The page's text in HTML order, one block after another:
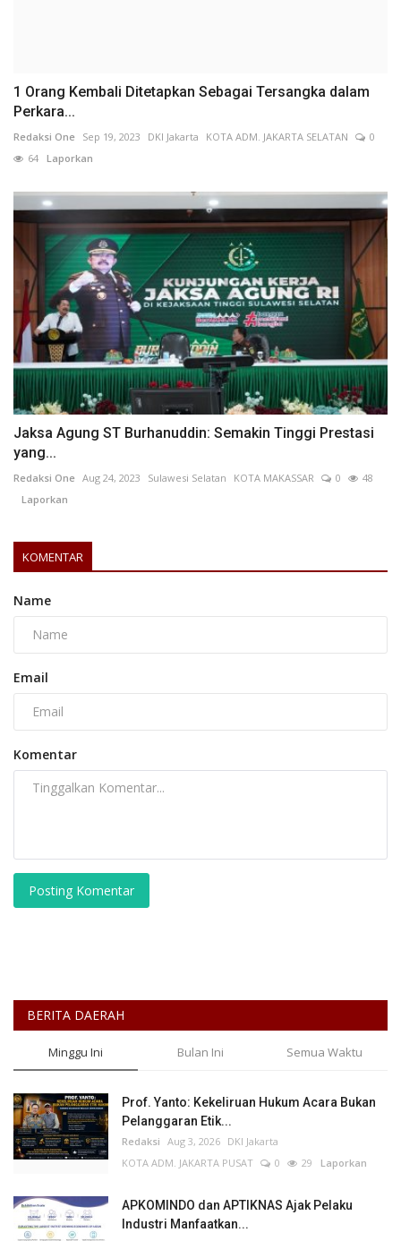
1 Orang Kembali Ditetapkan Sebagai Tersangka dalam
Perkara...
Redaksi One Sep 19, 2023 DKI Jakarta KOTA ADM. JAKARTA SELATAN
0
64 Laporkan
Jaksa Agung ST Burhanuddin: Semakin Tinggi Prestasi
yang...
Redaksi One Aug 24, 2023 Sulawesi Selatan KOTA MAKASSAR 0
48
Laporkan
KOMENTAR
Name
Email
Komentar
Posting Komentar
BERITA DAERAH
Minggu Ini Bulan Ini Semua Waktu
Prof. Yanto: Kekeliruan Hukum Acara Bukan
Pelanggaran Etik...
Redaksi Aug 3, 2026 DKI Jakarta
KOTA ADM. JAKARTA PUSAT
0 29 Laporkan
APKOMINDO dan APTIKNAS Ajak Pelaku
Industri Manfaatkan...